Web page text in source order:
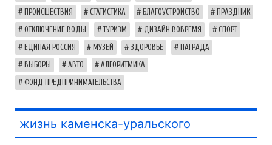
ПРОИСШЕСТВИЯ СТАТИСТИКА БЛАГОУСТРОЙСТВО ПРАЗДНИК
ОТКЛЮЧЕНИЕ ВОДЫ ТУРИЗМ ДИЗАЙН ВОВРЕМЯ СПОРТ
ЕДИНАЯ РОССИЯ МУЗЕЙ ЗДОРОВЬЕ НАГРАДА
ВЫБОРЫ АВТО АЛГОРИТМИКА
ФОНД ПРЕДПРИНИМАТЕЛЬСТВА
жизнь каменска-уральского